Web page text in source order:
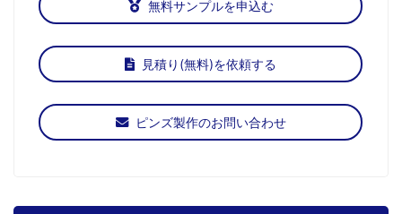
無料サンプルを申込む
見積り(無料)を依頼する
ピンズ製作のお問い合わせ